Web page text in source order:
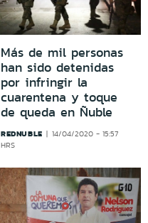
Más de mil personas
han sido detenidas
por infringir la
cuarentena y toque
de queda en Ñuble
REDNUBLE
14/04/2020 - 15:57
HRS